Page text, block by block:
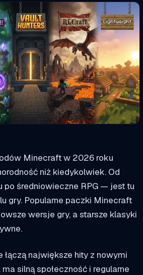
Minecraft w 2026 roku
niż kiedykolwiek. Od
po średniowieczne RPG — jest tu
gry. Popularne paczki Minecraft
wersje gry, a starsze klasyki
łączą największe hity z nowymi
silną społeczność i regularne